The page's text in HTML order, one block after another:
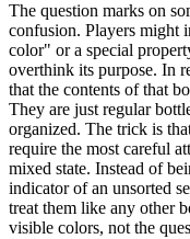
The question marks on
confusion. Players might
color" or a special
overthink its purpose. In
that the contents of that
They are just regular
organized. The trick is
require the most careful
mixed state. Instead of
indicator of an unsorted
treat them like any other
visible colors, not the